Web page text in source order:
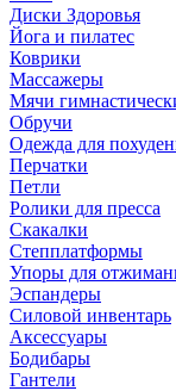
Диски Здоровья
Йога и пилатес
Коврики
Массажеры
Мячи
Обручи
Одежда для
Перчатки
Петли
Ролики для пресса
Скакалки
Степплатформы
Упоры для
Эспандеры
Силовой инвентарь
Аксессуары
Бодибары
Гантели